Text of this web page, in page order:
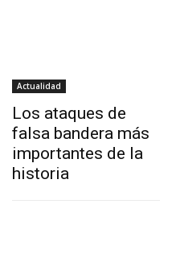
Actualidad
Los ataques de
falsa bandera más
importantes de la
historia